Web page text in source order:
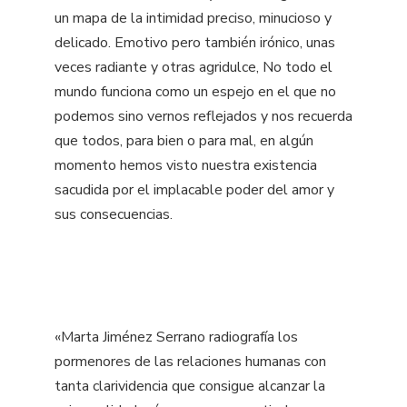
un mapa de la intimidad preciso, minucioso y
delicado. Emotivo pero también irónico, unas
veces radiante y otras agridulce, No todo el
mundo funciona como un espejo en el que no
podemos sino vernos reflejados y nos recuerda
que todos, para bien o para mal, en algún
momento hemos visto nuestra existencia
sacudida por el implacable poder del amor y
sus consecuencias.
«Marta Jiménez Serrano radiografía los
pormenores de las relaciones humanas con
tanta clarividencia que consigue alcanzar la